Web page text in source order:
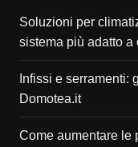
Soluzioni per
sistema più adatto a
Infissi e serramenti:
Domotea.it
Come aumentare le